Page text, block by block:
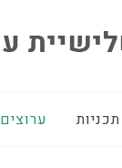
תכניות ערוצים